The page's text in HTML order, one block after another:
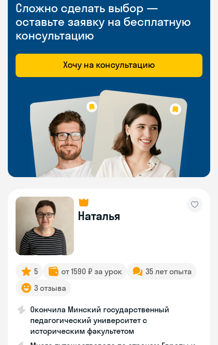
Сложно сделать выбор —
оставьте заявку на бесплатную
консультацию
Хочу на консультацию
Наталья
5 от 1590 ₽ за урок
35 лет опыта
3 отзыва
Окончила Минский государственный
педагогический университет с
историческим факультетом